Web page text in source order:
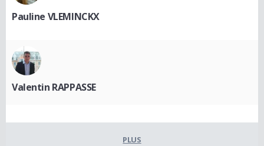
Pauline VLEMINCKX
Valentin RAPPASSE
PLUS